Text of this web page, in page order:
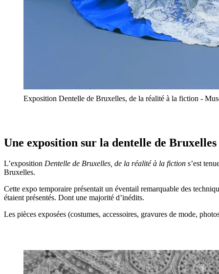
Exposition Dentelle de Bruxelles, de la réalité à la fiction -
Une exposition sur la dentelle de Bruxelles
L’exposition Dentelle de Bruxelles, de la réalité à la fiction s’est
Bruxelles.
Cette expo temporaire présentait un éventail remarquable des
étaient présentés. Dont une majorité d’inédits.
Les pièces exposées (costumes, accessoires, gravures de mode,